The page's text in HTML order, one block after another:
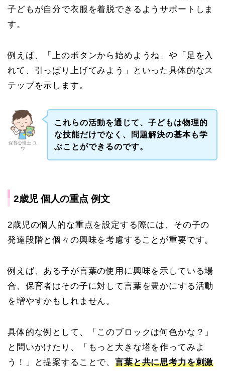
子どもが自分で衣服を着脱できるようサポートしま
す。
例えば、「上のボタンから始めようね」や「足を入
れて、引っぱり上げてみよう」といった具体的なス
テップを示します。
保育心理士 ユ
ウ
これらの活動を通じて、子どもは物理的
な技能だけでなく、問題解決の基本も学
ぶことができるのです。
2歳児 個人の重点 例文
2歳児の個人的な重点を設定する際には、その子の
発達段階と個々の興味を考慮することが重要です。
例えば、ある子が言葉の使用に興味を示している場
合、保育者はその子に対して言葉を豊かにする活動
を増やすかもしれません。
具体的な例として、「このブロックは何色かな？」
と問いかけたり、「もっと大きな塔を作ってみよ
う！」と提案することで、言葉と共に思考力を刺激